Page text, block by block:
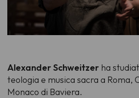
Alexander Schweitzer ha
teologia e musica sacra a Roma,
Monaco di Baviera.